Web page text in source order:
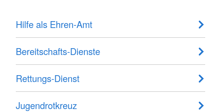
Hilfe als Ehren-Amt
Bereitschafts-Dienste
Rettungs-Dienst
Jugendrotkreuz